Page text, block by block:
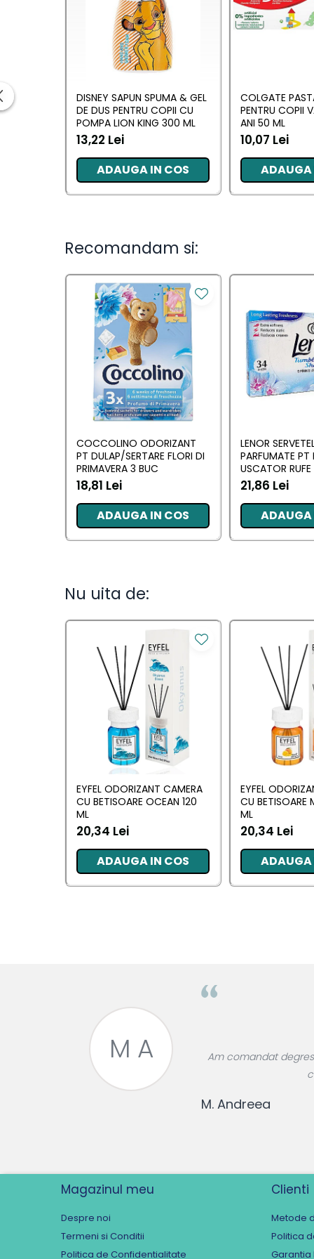
Fixativ si spuma de par
Vopsea de par
Servetele Umede & Uscate
Ingrijire copii
Odorizante
Lumanari Parfumate
Deodorante & Parfumuri
Deodorante &
Parfumuri
Casete cadou
Pentru COPIL
DISNEY SAPUN SPUMA & GEL
DE DUS PENTRU COPII CU
POMPA LION KING 300 ML
13,22 Lei
ADAUGA IN COS
COLGATE
PENTRU COPII
ANI 50 ML
10,07 Lei
ADAUGA
Recomandam si:
COCCOLINO ODORIZANT
PT DULAP/SERTARE FLORI DI
PRIMAVERA 3 BUC
18,81 Lei
ADAUGA IN COS
LENOR
PARFUMATE PT
USCATOR RUFE
AWAKENING 34
21,86 Lei
ADAUGA
Nu uita de:
EYFEL ODORIZANT CAMERA
CU BETISOARE OCEAN 120
ML
20,34 Lei
ADAUGA IN COS
EYFEL
CU BETISOARE
ML
20,34 Lei
ADAUGA
Am comandat degresant, soluție
care persistă.
Magazinul meu
Despre noi
Termeni si Conditii
Politica de Confidentialitate
Clienti
Metode
Politica
Garantia